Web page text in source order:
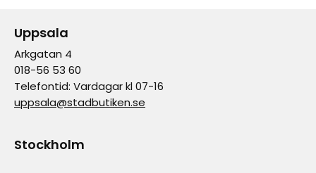
Uppsala
Arkgatan 4
018-56 53 60
Telefontid: Vardagar kl 07-16
uppsala@stadbutiken.se
Stockholm